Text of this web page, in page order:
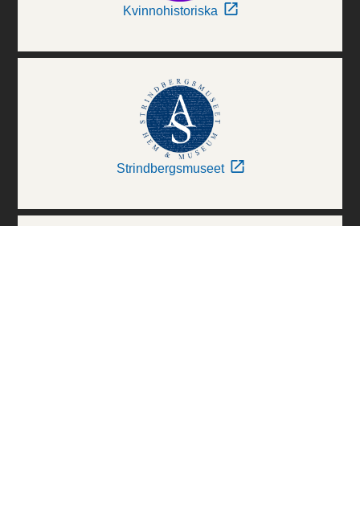
Kvinnohistoriska
Strindbergsmuseet